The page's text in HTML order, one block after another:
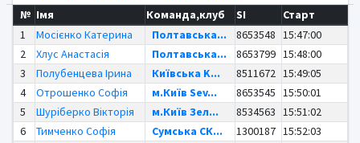
№ Імя Команда,клуб SI
Старт
1
Мосієнко Катерина Полтавська... 8653548 15:47:00
2
Хлус Анастасія Полтавська... 8653799 15:48:00
3
Полубенцева Ірина Київська K... 8511672 15:49:05
4
Отрошенко Софія м.Київ Sev... 8653545 15:50:01
5
Шуріберко Вікторія м.Київ Зел... 8534563 15:51:02
6
Тимченко Софія Сумська СК... 1300187 15:52:03